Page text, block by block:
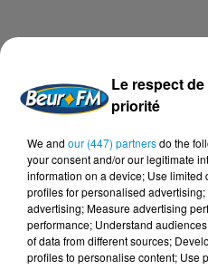
La libre antenne !Le respect
priorité
We and our (447) partnersdo the
your consent and/or our legitimate
information on a device; Use
profiles for personalised
advertising; Measure advertising
performance; Understand
of data from different sources;
profiles to personalise content; Use